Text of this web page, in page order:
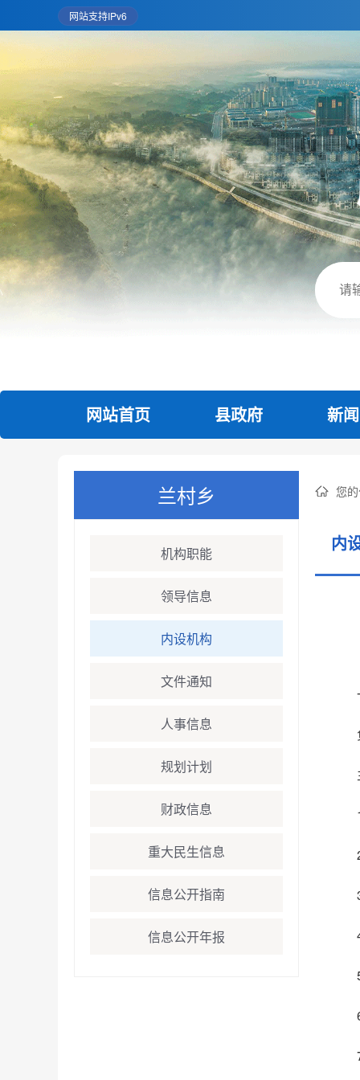
网站支持IPv6
网站首页 县政府 新
兰村乡
机构职能
领导信息
内设机构
文件通知
人事信息
规划计划
财政信息
重大民生信息
信息公开指南
信息公开年报
您
内